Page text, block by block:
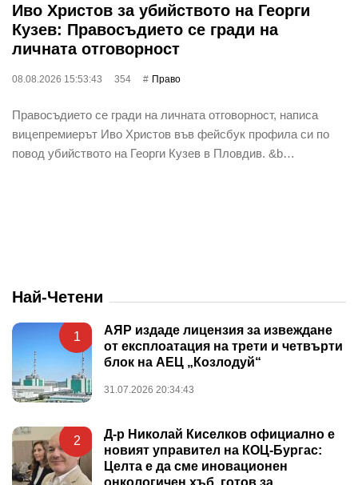
Иво Христов за убийството на Георги
Кузев: Правосъдието се гради на
личната отговорност
08.08.2026 15:53:43 354 Право
Правосъдието се гради на личната отговорност, написа
вицепремиерът Иво Христов във фейсбук профила си по
повод убийството на Георги Кузев в Пловдив. &b…
Най-Четени
1
АЯР издаде лицензия за извеждане
от експлоатация на трети и четвърти
блок на АЕЦ „Козлодуй“
31.07.2026 20:34:43
2
Д-р Николай Киселков официално е
новият управител на КОЦ-Бургас:
Целта е да сме иновационен
онкологичен хъб, готов за